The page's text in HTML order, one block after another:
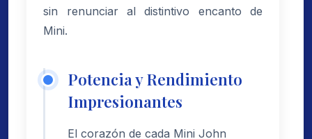
sin renunciar al distintivo encanto de
Mini.
Potencia y Rendimiento
Impresionantes
El corazón de cada Mini John